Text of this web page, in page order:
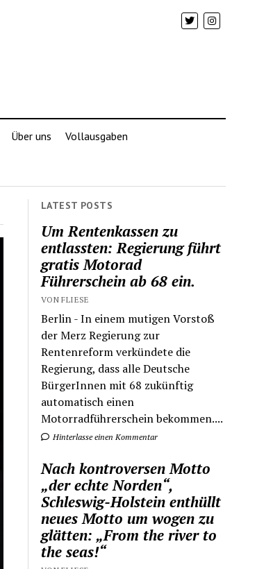
Über uns Vollausgaben
LATEST POSTS
Um Rentenkassen zu
entlassten: Regierung führt
gratis Motorad
Führerschein ab 68 ein.
VON FLIESE
Berlin - In einem mutigen Vorstoß
der Merz Regierung zur
Rentenreform verkündete die
Regierung, dass alle Deutsche
BürgerInnen mit 68 zukünftig
automatisch einen
Motorradführerschein bekommen....
Hinterlasse einen Kommentar
Nach kontroversen Motto
„der echte Norden“,
Schleswig-Holstein enthüllt
neues Motto um wogen zu
glätten: „From the river to
the seas!“